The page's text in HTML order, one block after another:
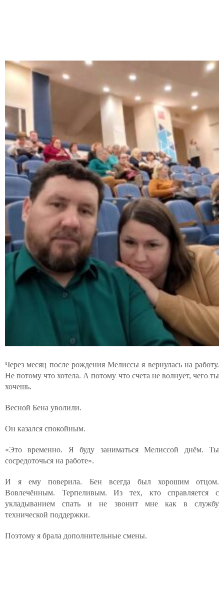
Через месяц после рождения Мелиссы я вернулась на работу.
Не потому что хотела. А потому что счета не волнует, чего ты
хочешь.
Весной Бена уволили.
Он казался спокойным.
«Это временно. Я буду заниматься Мелиссой днём. Ты
сосредоточься на работе».
И я ему поверила. Бен всегда был хорошим отцом.
Вовлечённым. Терпеливым. Из тех, кто справляется с
укладыванием спать и не звонит мне как в службу
технической поддержки.
Поэтому я брала дополнительные смены.